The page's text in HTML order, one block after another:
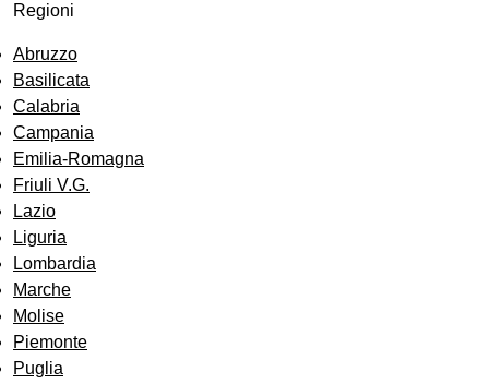
Regioni
Abruzzo
Basilicata
Calabria
Campania
Emilia-Romagna
Friuli V.G.
Lazio
Liguria
Lombardia
Marche
Molise
Piemonte
Puglia